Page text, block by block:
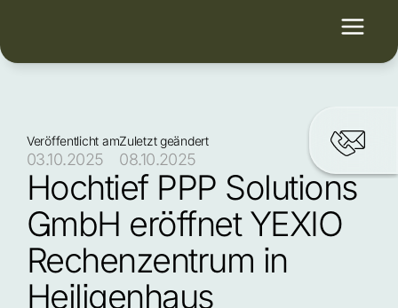
Veröffentlicht am
03.10.2025
Zuletzt geändert
08.10.2025
Hochtief PPP Solutions
GmbH eröffnet YEXIO
Rechenzentrum in
Heiligenhaus